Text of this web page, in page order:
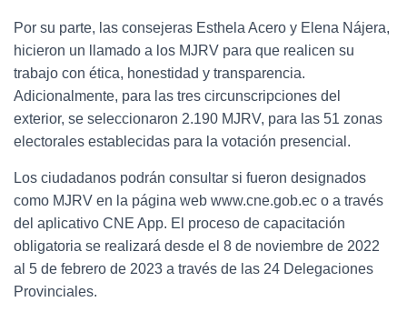
Por su parte, las consejeras Esthela Acero y Elena Nájera,
hicieron un llamado a los MJRV para que realicen su
trabajo con ética, honestidad y transparencia.
Adicionalmente, para las tres circunscripciones del
exterior, se seleccionaron 2.190 MJRV, para las 51 zonas
electorales establecidas para la votación presencial.
Los ciudadanos podrán consultar si fueron designados
como MJRV en la página web www.cne.gob.ec o a través
del aplicativo CNE App. El proceso de capacitación
obligatoria se realizará desde el 8 de noviembre de 2022
al 5 de febrero de 2023 a través de las 24 Delegaciones
Provinciales.